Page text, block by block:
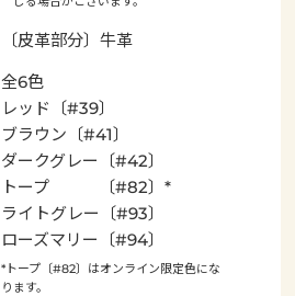
〔皮革部分〕牛革
全6色
レッド〔#39〕
ブラウン〔#41〕
ダークグレー〔#42〕
トープ 〔#82〕*
ライトグレー〔#93〕
ローズマリー〔#94〕
*トープ〔#82〕はオンライン限定色にな
ります。